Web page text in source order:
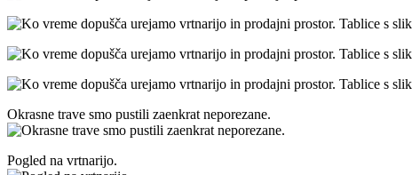
Okrasne trave smo pustili zaenkrat neporezane.
Pogled na vrtnarijo.